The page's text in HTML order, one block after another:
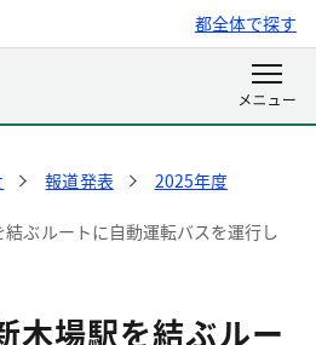
都全体で探す
報道発表
2025年度
ぶルートに自動運転バスを運行し
木場駅を結ぶルー